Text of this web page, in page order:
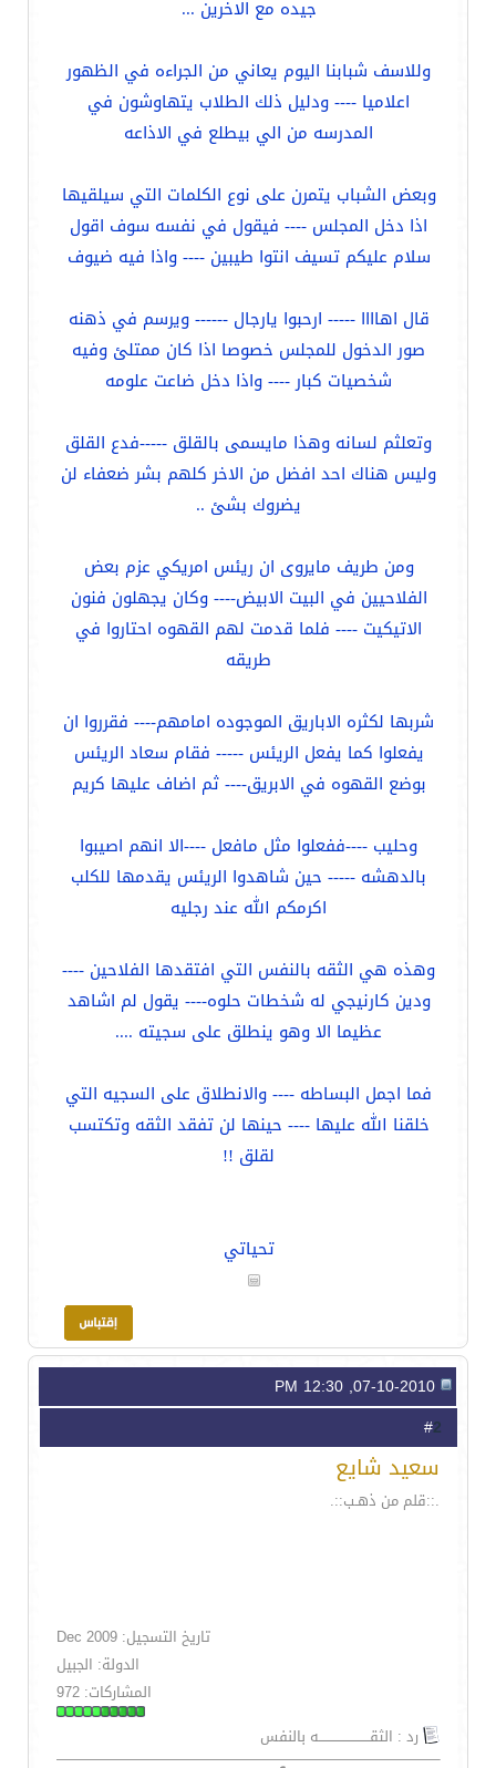
جيده مع الاخرين ...
وللاسف شبابنا اليوم يعاني من الجراءه في الظهور
اعلاميا ---- ودليل ذلك الطلاب يتهاوشون في
المدرسه من الي بيطلع في الاذاعه
وبعض الشباب يتمرن على نوع الكلمات التي سيلقيها
اذا دخل المجلس ---- فيقول في نفسه سوف اقول
سلام عليكم تسيف انتوا طيبين ---- واذا فيه ضيوف
قال اهاااا ----- ارحبوا يارجال ------ ويرسم في ذهنه
صور الدخول للمجلس خصوصا اذا كان ممتلئ وفيه
شخصيات كبار ---- واذا دخل ضاعت علومه
وتعلثم لسانه وهذا مايسمى بالقلق -----فدع القلق
وليس هناك احد افضل من الاخر كلهم بشر ضعفاء لن
يضروك بشئ ..
ومن طريف مايروى ان ريئس امريكي عزم بعض
الفلاحيين في البيت الابيض---- وكان يجهلون فنون
الاتيكيت ---- فلما قدمت لهم القهوه احتاروا في
طريقه
شربها لكثره الاباريق الموجوده امامهم---- فقرروا ان
يفعلوا كما يفعل الريئس ----- فقام سعاد الريئس
بوضع القهوه في الابريق---- ثم اضاف عليها كريم
وحليب ----ففعلوا مثل مافعل ----الا انهم اصيبوا
بالدهشه ----- حين شاهدوا الريئس يقدمها للكلب
اكرمكم الله عند رجليه
وهذه هي الثقه بالنفس التي افتقدها الفلاحين ----
ودين كارنيجي له شخطات حلوه---- يقول لم اشاهد
عظيما الا وهو ينطلق على سجيته ....
فما اجمل البساطه ---- والانطلاق على السجيه التي
خلقنا الله عليها ---- حينها لن تفقد الثقه وتكتسب
لقلق !!
تحياتي
2
سعيد شايع
.::قلم من ذهـب::.
تاريخ التسجيل: Dec 2009
الدولة: الجبيل
المشاركات: 972
رد : الثقـــــــــــــــــــــــه بالنفس